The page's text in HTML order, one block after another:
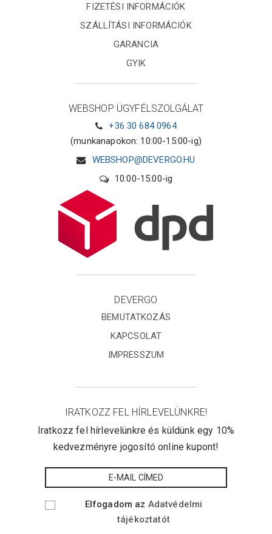
FIZETÉSI INFORMÁCIÓK
SZÁLLÍTÁSI INFORMÁCIÓK
GARANCIA
GYIK
WEBSHOP ÜGYFÉLSZOLGÁLAT
+36 30 684 0964
(munkanapokon: 10:00-15:00-ig)
WEBSHOP@DEVERGO.HU
10:00-15:00-ig
DEVERGO
BEMUTATKOZÁS
KAPCSOLAT
IMPRESSZUM
IRATKOZZ FEL HÍRLEVELÜNKRE!
Iratkozz fel hírlevelünkre és küldünk egy 10%
kedvezményre jogosító online kupont!
Elfogadom az Adatvédelmi
tájékoztatót